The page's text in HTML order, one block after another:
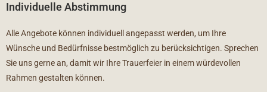
Individuelle Abstimmung
Alle Angebote können individuell angepasst werden, um Ihre
Wünsche und Bedürfnisse bestmöglich zu berücksichtigen. Sprechen
Sie uns gerne an, damit wir Ihre Trauerfeier in einem würdevollen
Rahmen gestalten können.